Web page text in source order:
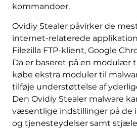
kommandoer.
Ovidiy Stealer påvirker de
internet-relaterede
Filezilla FTP-klient, Google
Da er baseret på en modulær
købe ekstra moduler til
tilføje understøttelse af
Den Ovidiy Stealer malware
væsentlige indstillinger på de
og tjenesteydelser samt